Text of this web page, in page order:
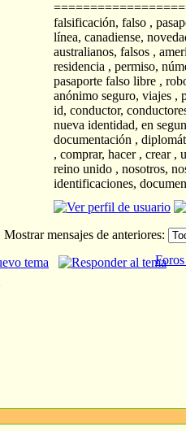
falsificación, falso ,
línea, canadiense,
australianos, falsos ,
residencia , permiso,
pasaporte falso libre ,
anónimo seguro, viajes ,
id, conductor,
nueva identidad, en
documentación ,
, comprar, hacer , crear
reino unido , nosotros,
identificaciones,
Mostrar mensajes de anteriores: